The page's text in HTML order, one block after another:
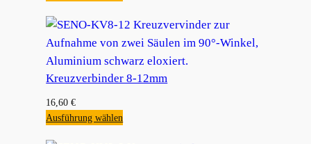
Kreuzverbinder 8-12mm
16,60€
Ausführung wählen